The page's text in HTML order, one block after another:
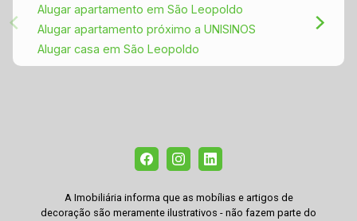
Alugar apartamento em São Leopoldo
Alugar apartamento próximo a UNISINOS
Alugar casa em São Leopoldo
A Imobiliária informa que as mobílias e artigos de
decoração são meramente ilustrativos - não fazem parte do